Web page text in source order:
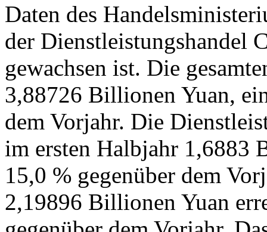
Daten des
der Dienstleistungshandel
gewachsen ist. Die
3,88726 Billionen Yuan,
dem Vorjahr. Die
im ersten Halbjahr 1,6883
15,0 % gegenüber dem
2,19896 Billionen Yuan